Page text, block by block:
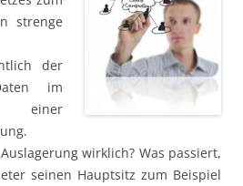
strenge
der
im
wirklich? Was passiert,
seinen Hauptsitz zum Beispiel